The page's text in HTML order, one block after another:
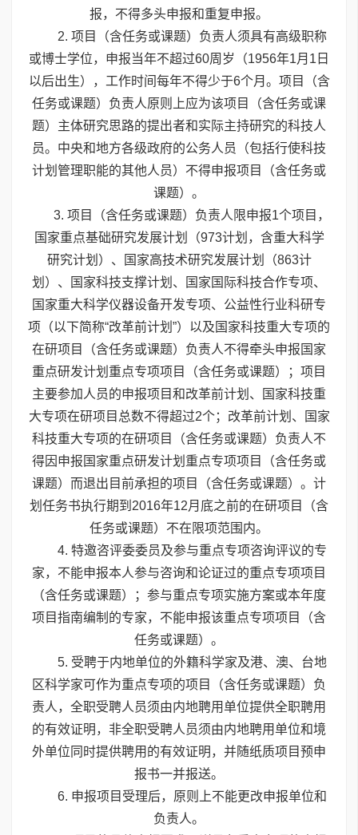
报，不得多头申报和重复申报。
2. 项目（含任务或课题）负责人须具有高级职称
或博士学位，申报当年不超过60周岁（1956年1月1日
以后出生），工作时间每年不得少于6个月。项目（含
任务或课题）负责人原则上应为该项目（含任务或课
题）主体研究思路的提出者和实际主持研究的科技人
员。中央和地方各级政府的公务人员（包括行使科技
计划管理职能的其他人员）不得申报项目（含任务或
课题）。
3. 项目（含任务或课题）负责人限申报1个项目，
国家重点基础研究发展计划（973计划，含重大科学
研究计划）、国家高技术研究发展计划（863计
划）、国家科技支撑计划、国家国际科技合作专项、
国家重大科学仪器设备开发专项、公益性行业科研专
项（以下简称“改革前计划”）以及国家科技重大专项的
在研项目（含任务或课题）负责人不得牵头申报国家
重点研发计划重点专项项目（含任务或课题）；项目
主要参加人员的申报项目和改革前计划、国家科技重
大专项在研项目总数不得超过2个；改革前计划、国家
科技重大专项的在研项目（含任务或课题）负责人不
得因申报国家重点研发计划重点专项项目（含任务或
课题）而退出目前承担的项目（含任务或课题）。计
划任务书执行期到2016年12月底之前的在研项目（含
任务或课题）不在限项范围内。
4. 特邀咨评委委员及参与重点专项咨询评议的专
家，不能申报本人参与咨询和论证过的重点专项项目
（含任务或课题）；参与重点专项实施方案或本年度
项目指南编制的专家，不能申报该重点专项项目（含
任务或课题）。
5. 受聘于内地单位的外籍科学家及港、澳、台地
区科学家可作为重点专项的项目（含任务或课题）负
责人，全职受聘人员须由内地聘用单位提供全职聘用
的有效证明，非全职受聘人员须由内地聘用单位和境
外单位同时提供聘用的有效证明，并随纸质项目预申
报书一并报送。
6. 申报项目受理后，原则上不能更改申报单位和
负责人。